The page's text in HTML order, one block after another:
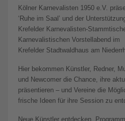
Kölner Karnevalisten 1950 e.V.
‘Ruhe im Saal’ und der
Krefelder Karnevalisten-
Karnevalistischen Vorstellabend im
Krefelder Stadtwaldhaus am
Hier bekommen Künstler, Redner,
und Newcomer die Chance, ihre
präsentieren – und Vereine die
frische Ideen für ihre Session zu
Neue Künstler entdecken,